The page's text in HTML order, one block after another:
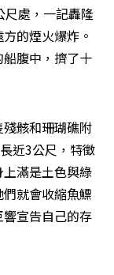
尺處，一記轟隆
的煙火爆炸。
腹中，擠了十
骸和珊瑚礁附
近3公尺，特徵
滿是土色與綠
就會收縮魚鰾
響宣告自己的存